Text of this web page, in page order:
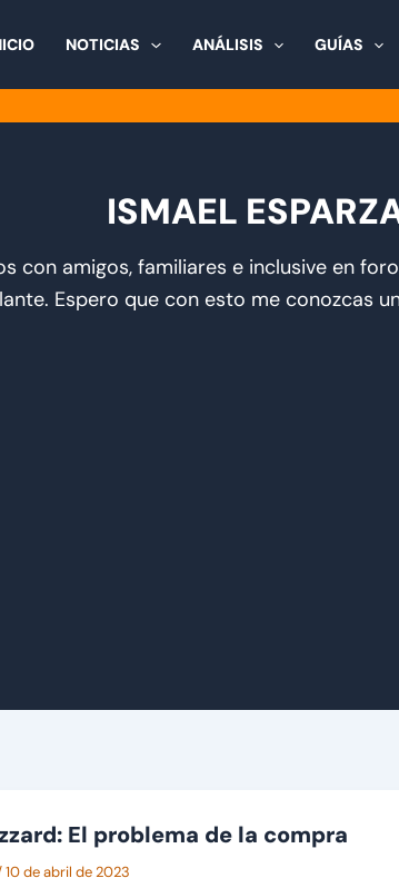
NOTICIAS ANÁLISIS GUÍAS
ISMAEL
con amigos, familiares e inclusive en
Espero que con esto me conozcas
El problema de la compra
10 de abril de 2023